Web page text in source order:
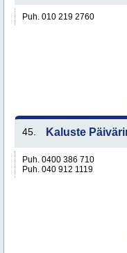
Puh. 010 219 2760
45. Kaluste
Puh. 0400 386 710
Puh. 040 912 1119